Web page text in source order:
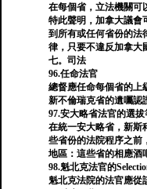
在每個省，立法機關可
特此聲明，加拿大議會
到所有或任何省份的法
律，只要不違反加拿大
七。司法
96.任命法官
總督應任命每個省的上
新不倫瑞克省的遺囑認
97.安大略省法官的選拔
在統一安大略省，新斯
些省份的法院程序之前
地區：這些省的相應酒
98.魁北克法官的
魁北克法院的法官應從